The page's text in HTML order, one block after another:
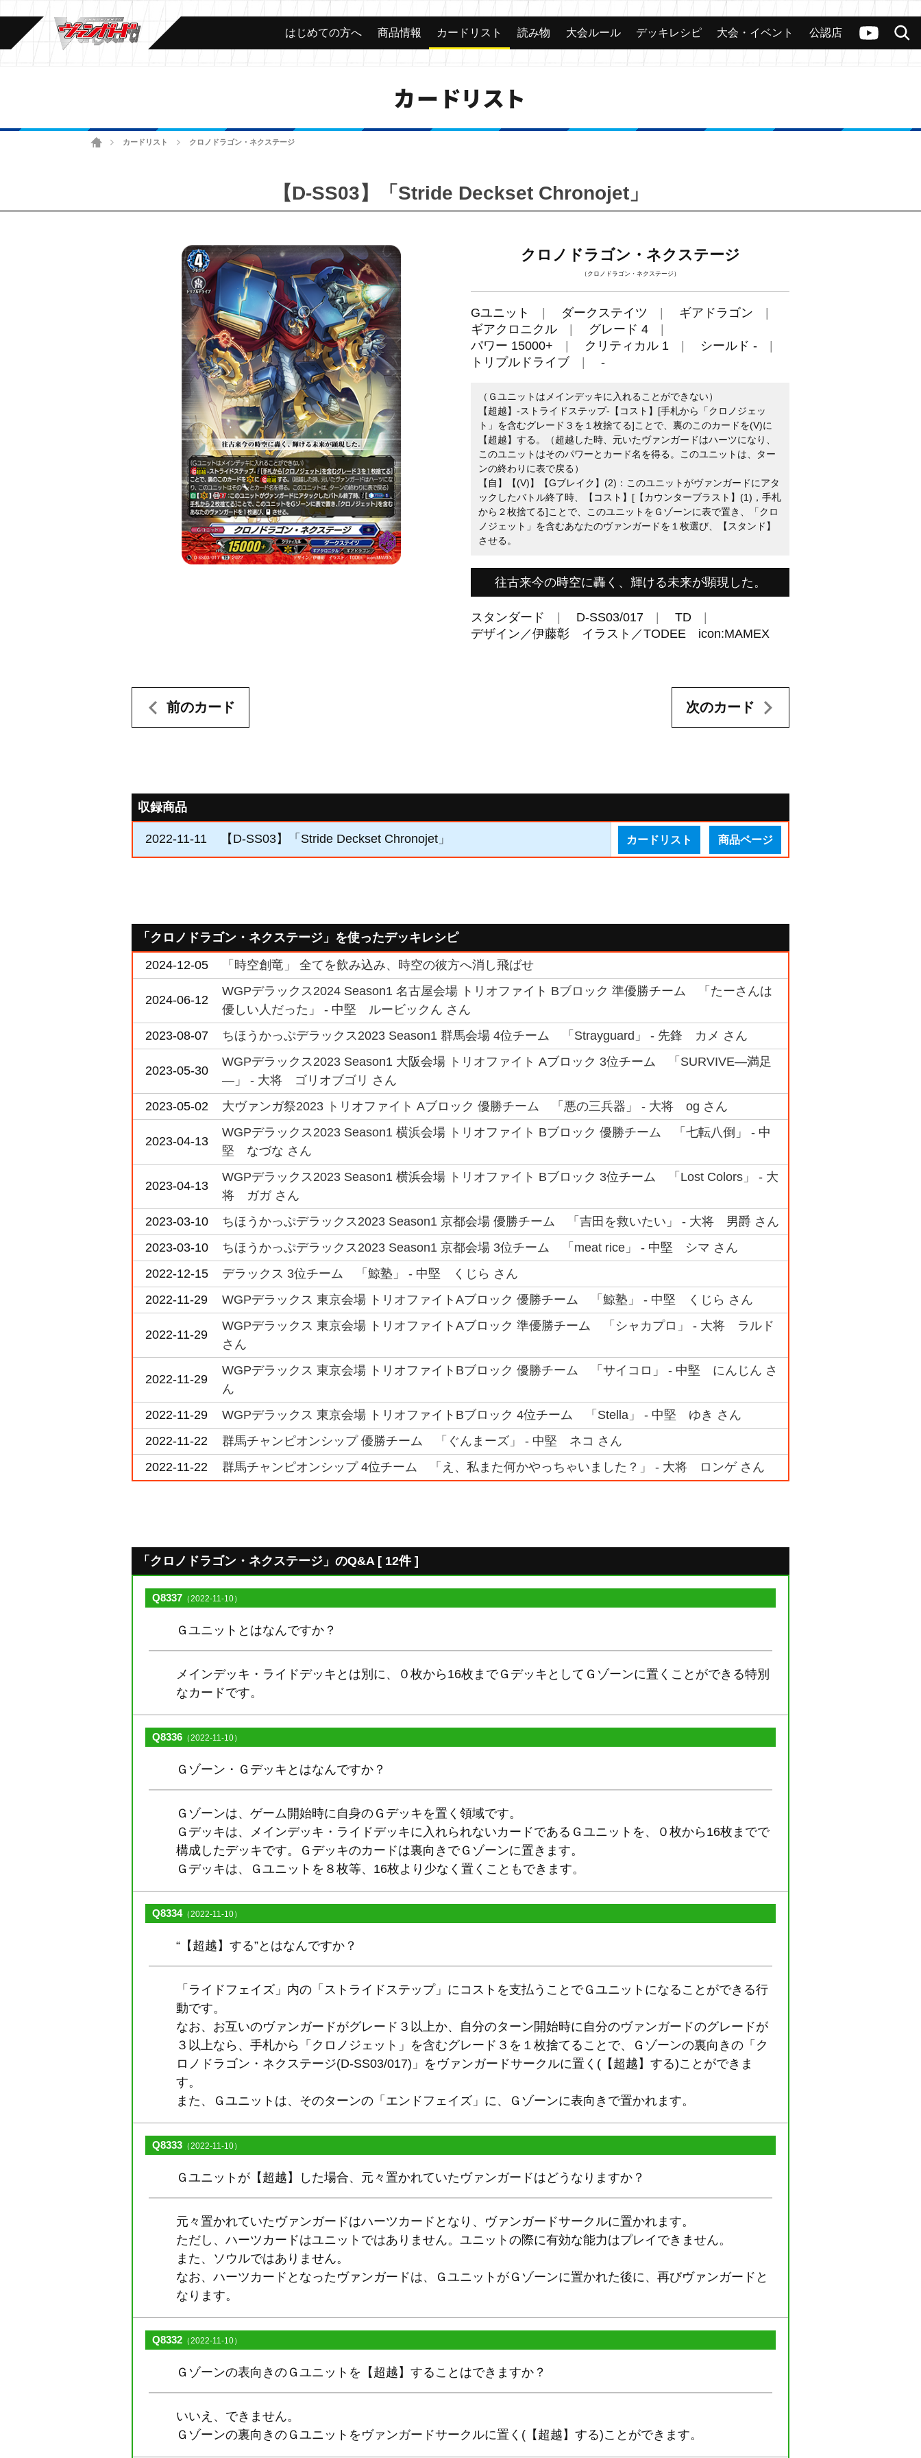
ヴァンガードch
検索
カード 大会 公認店舗 その他
はじめての方へ 商品情報 カードリスト 読み物 大会ルール デッキレシピ 大会・イベント 公認店
カードリスト
ホームカードリスト クロノドラゴン・ネクステージ
【D-SS03】「Stride Deckset Chronojet」
クロノドラゴン・ネクステージ
（クロノドラゴン・ネクステージ）
Gユニット ダークステイツ
ギアドラゴン
ギアクロニクル
グレード 4
パワー 15000+
クリティカル 1
シールド -
トリプルドライブ
-
（Ｇユニットはメインデッキに入れることができない）
【超越】-ストライドステップ-【コスト】[手札から「クロノジェッ
ト」を含むグレード３を１枚捨てる]ことで、裏のこのカードを(V)に
【超越】する。（超越した時、元いたヴァンガードはハーツになり、
このユニットはそのパワーとカード名を得る。このユニットは、ター
ンの終わりに表で戻る）
【自】【(V)】【Gブレイク】(2)：このユニットがヴァンガードにアタ
ックしたバトル終了時、【コスト】[【カウンターブラスト】(1)，手札
から２枚捨てる]ことで、このユニットをＧゾーンに表で置き、「クロ
ノジェット」を含むあなたのヴァンガードを１枚選び、【スタンド】
させる。
往古来今の時空に轟く、輝ける未来が顕現した。
スタンダード D-SS03/017
TD
デザイン／伊藤彰 イラスト／TODEE icon:MAMEX
前のカード 次のカード
収録商品
2022-11-11 【D-SS03】「Stride Deckset Chronojet」 カードリスト 商品ページ
「クロノドラゴン・ネクステージ」を使ったデッキレシピ
2024-12-05
「時空創竜」 全てを飲み込み、時空の彼方へ消し飛ばせ
2024-06-12
WGPデラックス2024 Season1 名古屋会場 トリオファイト Bブロック 準優勝チーム 「たーさんは
優しい人だった」 - 中堅 ルービックん さん
2023-08-07
ちほうかっぷデラックス2023 Season1 群馬会場 4位チーム 「Strayguard」 - 先鋒 カメ さん
2023-05-30
WGPデラックス2023 Season1 大阪会場 トリオファイト Aブロック 3位チーム 「SURVIVE―満足
―」 - 大将 ゴリオブゴリ さん
2023-05-02
大ヴァンガ祭2023 トリオファイト Aブロック 優勝チーム 「悪の三兵器」 - 大将 og さん
2023-04-13
WGPデラックス2023 Season1 横浜会場 トリオファイト Bブロック 優勝チーム 「七転八倒」 - 中
堅 なづな さん
2023-04-13
WGPデラックス2023 Season1 横浜会場 トリオファイト Bブロック 3位チーム 「Lost Colors」 - 大
将 ガガ さん
2023-03-10
ちほうかっぷデラックス2023 Season1 京都会場 優勝チーム 「吉田を救いたい」 - 大将 男爵 さん
2023-03-10
ちほうかっぷデラックス2023 Season1 京都会場 3位チーム 「meat rice」 - 中堅 シマ さん
2022-12-15
デラックス 3位チーム 「鯨塾」 - 中堅 くじら さん
2022-11-29
WGPデラックス 東京会場 トリオファイトAブロック 優勝チーム 「鯨塾」 - 中堅 くじら さん
2022-11-29
WGPデラックス 東京会場 トリオファイトAブロック 準優勝チーム 「シャカプロ」 - 大将 ラルド
さん
2022-11-29
WGPデラックス 東京会場 トリオファイトBブロック 優勝チーム 「サイコロ」 - 中堅 にんじん さ
ん
2022-11-29
WGPデラックス 東京会場 トリオファイトBブロック 4位チーム 「Stella」 - 中堅 ゆき さん
2022-11-22
群馬チャンピオンシップ 優勝チーム 「ぐんまーズ」 - 中堅 ネコ さん
2022-11-22
群馬チャンピオンシップ 4位チーム 「え、私また何かやっちゃいました？」 - 大将 ロンゲ さん
「クロノドラゴン・ネクステージ」のQ&A [ 12件 ]
Q8337 （2022-11-10）
Ｇユニットとはなんですか？
メインデッキ・ライドデッキとは別に、０枚から16枚までＧデッキとしてＧゾーンに置くことができる特別
なカードです。
Q8336 （2022-11-10）
Ｇゾーン・Ｇデッキとはなんですか？
Ｇゾーンは、ゲーム開始時に自身のＧデッキを置く領域です。
Ｇデッキは、メインデッキ・ライドデッキに入れられないカードであるＧユニットを、０枚から16枚までで
構成したデッキです。Ｇデッキのカードは裏向きでＧゾーンに置きます。
Ｇデッキは、Ｇユニットを８枚等、16枚より少なく置くこともできます。
Q8334（2022-11-10）
“【超越】する”とはなんですか？
「ライドフェイズ」内の「ストライドステップ」にコストを支払うことでＧユニットになることができる行
動です。
なお、お互いのヴァンガードがグレード３以上か、自分のターン開始時に自分のヴァンガードのグレードが
３以上なら、手札から「クロノジェット」を含むグレード３を１枚捨てることで、Ｇゾーンの裏向きの「ク
ロノドラゴン・ネクステージ(D-SS03/017)」をヴァンガードサークルに置く(【超越】する)ことができま
す。
また、Ｇユニットは、そのターンの「エンドフェイズ」に、Ｇゾーンに表向きで置かれます。
Q8333 （2022-11-10）
Ｇユニットが【超越】した場合、元々置かれていたヴァンガードはどうなりますか？
元々置かれていたヴァンガードはハーツカードとなり、ヴァンガードサークルに置かれます。
ただし、ハーツカードはユニットではありません。ユニットの際に有効な能力はプレイできません。
また、ソウルではありません。
なお、ハーツカードとなったヴァンガードは、ＧユニットがＧゾーンに置かれた後に、再びヴァンガードと
なります。
Q8332 （2022-11-10）
Ｇゾーンの表向きのＧユニットを【超越】することはできますか？
いいえ、できません。
Ｇゾーンの裏向きのＧユニットをヴァンガードサークルに置く(【超越】する)ことができます。